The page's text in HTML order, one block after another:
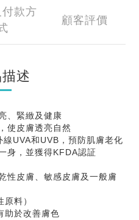
款方
顧客評價
述
、緊緻及健康
使皮膚透亮自然
UVA和UVB，預防肌膚老化
身，並獲得KFDA認証
性皮膚、敏感皮膚及一般膚
料）
助於改善膚色